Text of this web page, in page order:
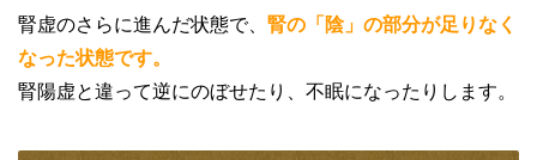
腎虚のさらに進んだ状態で、 腎の「陰」の部分が足りなく
なった状態です。
腎陽虚と違って逆にのぼせたり、不眠になったりします。